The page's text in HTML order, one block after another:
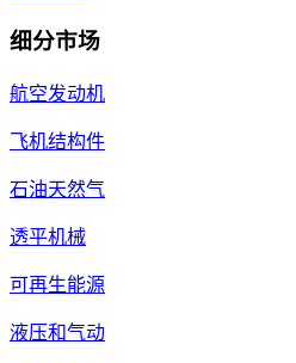
细分市场
航空发动机
飞机结构件
石油天然气
透平机械
可再生能源
液压和气动